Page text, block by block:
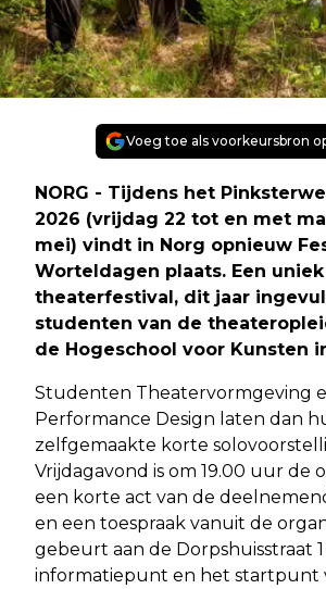
Voeg toe als voorkeursbron
NORG - Tijdens het
2026 (vrijdag 22 tot en met
mei) vindt in Norg opnieuw
Worteldagen plaats. Een uniek
theaterfestival, dit jaar
studenten van de
de Hogeschool voor Kunsten
Studenten Theatervormgeving
Performance Design laten dan
zelfgemaakte korte
Vrijdagavond is om 19.00 uur de
een korte act van de
en een toespraak vanuit de
gebeurt aan de Dorpshuisstraat
informatiepunt en het startpunt